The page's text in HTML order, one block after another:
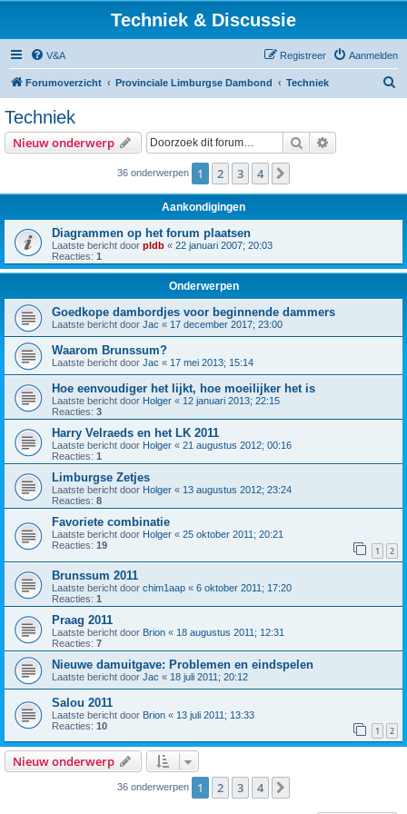
Techniek & Discussie
V&A Aanmelden
Registreer
Forumoverzicht Provinciale Limburgse Dambond Techniek
Techniek
Nieuw onderwerp Zoek
36 onderwerpen 1 2 3 4
Aankondigingen
Diagrammen op het forum plaatsen
Laatste bericht door pldb « 22 januari 2007; 20:03
Reacties: 1
Onderwerpen
Goedkope dambordjes voor beginnende dammers
Laatste bericht door Jac « 17 december 2017; 23:00
Waarom Brunssum?
Laatste bericht door Jac « 17 mei 2013; 15:14
Hoe eenvoudiger het lijkt, hoe moeilijker het is
Laatste bericht door Holger « 12 januari 2013; 22:15
Reacties: 3
Harry Velraeds en het LK 2011
Laatste bericht door Holger « 21 augustus 2012; 00:16
Reacties: 1
Limburgse Zetjes
Laatste bericht door Holger « 13 augustus 2012; 23:24
Reacties: 8
Favoriete combinatie
Laatste bericht door Holger « 25 oktober 2011; 20:21
Reacties: 19 1 2
Brunssum 2011
Laatste bericht door chim1aap « 6 oktober 2011; 17:20
Reacties: 1
Praag 2011
Laatste bericht door Brion « 18 augustus 2011; 12:31
Reacties: 7
Nieuwe damuitgave: Problemen en eindspelen
Laatste bericht door Jac « 18 juli 2011; 20:12
Salou 2011
Laatste bericht door Brion « 13 juli 2011; 13:33
Reacties: 10 1 2
Nieuw onderwerp
36 onderwerpen 1 2 3 4